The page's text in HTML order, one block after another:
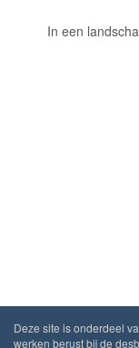
In een
Deze site is onderdeel
werken berust bij de